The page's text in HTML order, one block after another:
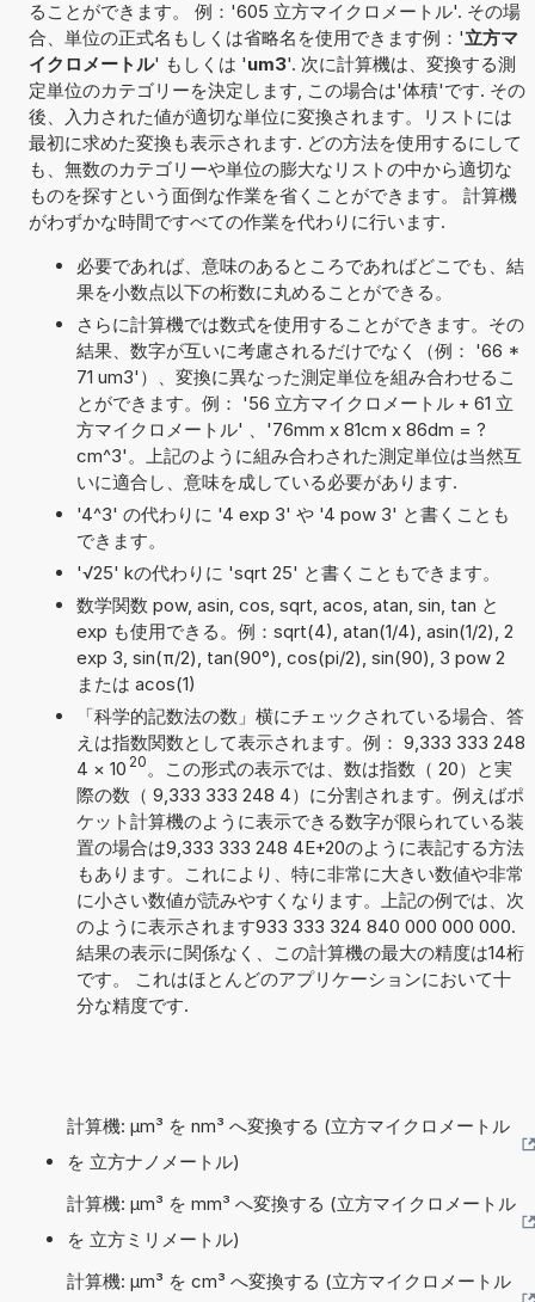
ることができます。 例：'605 立方マイクロメートル'. その場
合、単位の正式名もしくは省略名を使用できます例：'立方マ
イクロメートル' もしくは 'um3'. 次に計算機は、変換する測
定単位のカテゴリーを決定します, この場合は'体積'です. その
後、入力された値が適切な単位に変換されます。リストには
最初に求めた変換も表示されます. どの方法を使用するにして
も、無数のカテゴリーや単位の膨大なリストの中から適切な
ものを探すという面倒な作業を省くことができます。 計算機
がわずかな時間ですべての作業を代わりに行います.
必要であれば、意味のあるところであればどこでも、結
果を小数点以下の桁数に丸めることができる。
さらに計算機では数式を使用することができます。その
結果、数字が互いに考慮されるだけでなく（例： '66 *
71 um3'）、変換に異なった測定単位を組み合わせるこ
とができます。例： '56 立方マイクロメートル + 61 立
方マイクロメートル' 、'76mm x 81cm x 86dm = ?
cm^3'。上記のように組み合わされた測定単位は当然互
いに適合し、意味を成している必要があります.
'4^3' の代わりに '4 exp 3' や '4 pow 3' と書くことも
できます。
'√25' kの代わりに 'sqrt 25' と書くこともできます。
数学関数 pow, asin, cos, sqrt, acos, atan, sin, tan と
exp も使用できる。例：sqrt(4), atan(1/4), asin(1/2), 2
exp 3, sin(π/2), tan(90°), cos(pi/2), sin(90), 3 pow 2
または acos(1)
「科学的記数法の数」横にチェックされている場合、答
えは指数関数として表示されます。例： 9,333 333 248
4 × 10 20 。この形式の表示では、数は指数（ 20）と実
際の数（ 9,333 333 248 4）に分割されます。例えばポ
ケット計算機のように表示できる数字が限られている装
置の場合は9,333 333 248 4E+20のように表記する方法
もあります。これにより、特に非常に大きい数値や非常
に小さい数値が読みやすくなります。上記の例では、次
のように表示されます933 333 324 840 000 000 000.
結果の表示に関係なく、この計算機の最大の精度は14桁
です。 これはほとんどのアプリケーションにおいて十
分な精度です.
計算機: µm³ を nm³ へ変換する (立方マイクロメートル
を 立方ナノメートル)
計算機: µm³ を mm³ へ変換する (立方マイクロメートル
を 立方ミリメートル)
計算機: µm³ を cm³ へ変換する (立方マイクロメートル